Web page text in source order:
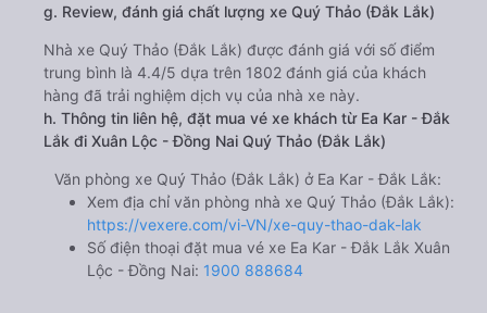
g. Review, đánh giá chất lượng xe Quý Thảo (Đắk Lắk)
Nhà xe Quý Thảo (Đắk Lắk) được đánh giá với số điểm
trung bình là 4.4/5 dựa trên 1802 đánh giá của khách
hàng đã trải nghiệm dịch vụ của nhà xe này.
h. Thông tin liên hệ, đặt mua vé xe khách từ Ea Kar - Đắk
Lắk đi Xuân Lộc - Đồng Nai Quý Thảo (Đắk Lắk)
Văn phòng xe Quý Thảo (Đắk Lắk) ở Ea Kar - Đắk Lắk:
Xem địa chỉ văn phòng nhà xe Quý Thảo (Đắk Lắk):
https://vexere.com/vi-VN/xe-quy-thao-dak-lak
Số điện thoại đặt mua vé xe Ea Kar - Đắk Lắk Xuân
Lộc - Đồng Nai: 1900 888684